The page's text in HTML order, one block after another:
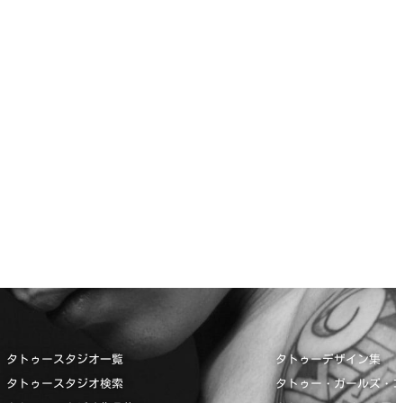
タトゥースタジオ一覧
タトゥースタジオ検索
タトゥーデザイン集
タトゥー・ガールズ